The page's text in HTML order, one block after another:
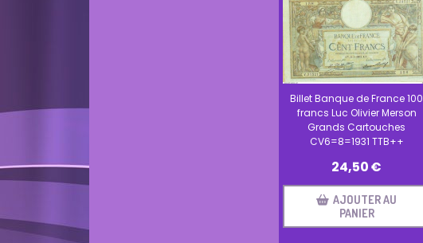
Billet Banque de France 100
francs Luc Olivier Merson
Grands Cartouches
CV6=8=1931 TTB++
24,50€
AJOUTER AU
PANIER